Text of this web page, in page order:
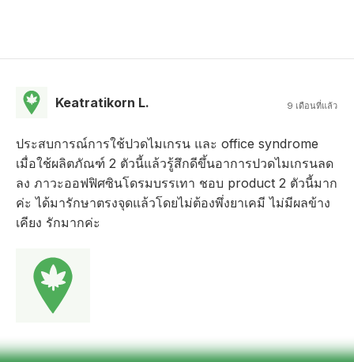
Keatratikorn L. 9 เดือนที่แล้ว
ประสบการณ์การใช้ปวดไมเกรน และ office syndrome
เมื่อใช้ผลิตภัณฑ์ 2 ตัวนี้แล้วรู้สึกดีขึ้นอาการปวดไมเกรนลด
ลง ภาวะออฟฟิศซินโดรมบรรเทา ชอบ product 2 ตัวนี้มาก
ค่ะ ได้มารักษาตรงจุดแล้วโดยไม่ต้องพึ่งยาเคมี ไม่มีผลข้าง
เคียง รักมากค่ะ